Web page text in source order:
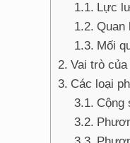
Lực
Quan
Mối
Vai trò
Các loại
Cộng